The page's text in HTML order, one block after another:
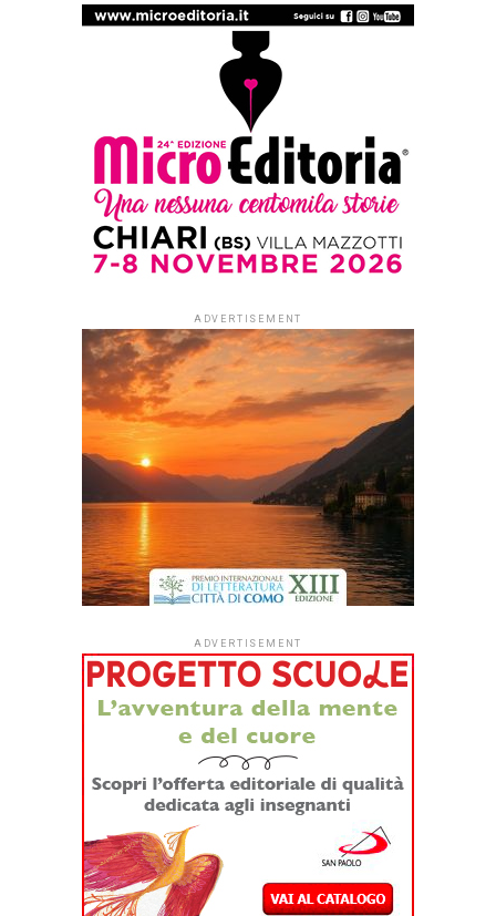
ARTICOLI & APPROFONDIMENTI
#ioleggoperché apre a tutti i nidi
d’Italia. Dal 1° settembre al via le
iscrizioni per partecipare alla
campagna di donazioni del 7-15
novembre
Published 2 settimane ago on 29 Luglio 2026
By Redazione Leggere:tutti
Dopo quattro anni di sperimentazione, #ioleggoperché
apre per la prima volta le iscrizioni a tutti gli asili nido
1° settembrele strutture educative per la
fascia 0-3 anni di tutto il Paese potranno aderire
all’iniziativa sociale dell’Associazione Italiana Editori (AIE)
a favore delle biblioteche scolastiche e partecipare alla
campagna nazionale di donazione di libri in programma dal
7 al 15 novembre 2026.